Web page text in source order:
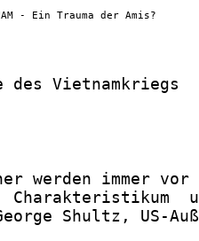
- Ein Trauma der Amis?
des Vietnamkriegs